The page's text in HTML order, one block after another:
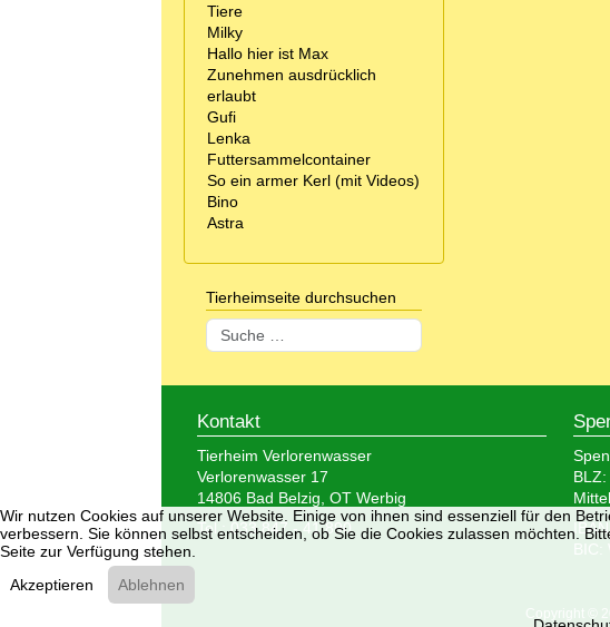
Tiere
Milky
Hallo hier ist Max
Zunehmen ausdrücklich
erlaubt
Gufi
Lenka
Futtersammelcontainer
So ein armer Kerl (mit Videos)
Bino
Astra
Tierheimseite durchsuchen
Suchen
Kontakt
Tierheim Verlorenwasser
Verlorenwasser 17
14806 Bad Belzig, OT Werbig
Tel.: 033 847 - 41 890
BIC:
Copyright ©
Wir nutzen Cookies auf unserer Website. Einige von ihnen sind essenziell für den
verbessern. Sie können selbst entscheiden, ob Sie die Cookies zulassen möchten.
Seite zur Verfügung stehen.
Akzeptieren
Ablehnen